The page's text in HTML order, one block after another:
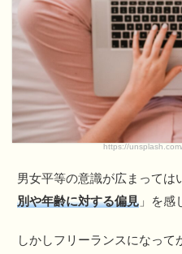
https://
男女平等の意識が広まっては
別や年齢に対する偏見 」を感
しかしフリーランスになっ